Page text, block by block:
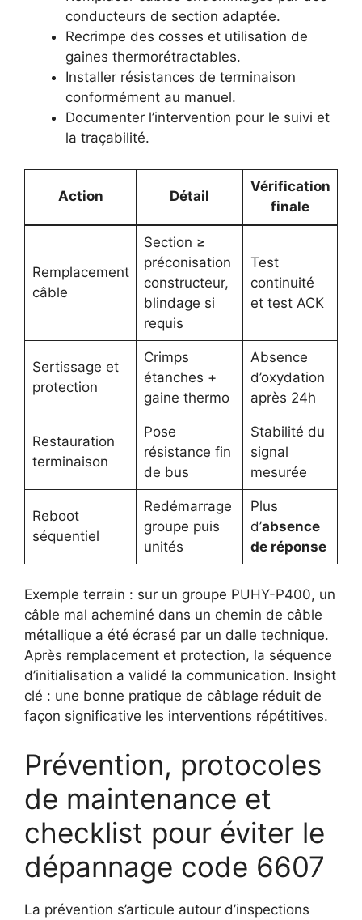
conducteurs de section adaptée.
Recrimpe des cosses et utilisation de
gaines thermorétractables.
Installer résistances de terminaison
conformément au manuel.
Documenter l’intervention pour le suivi et
la traçabilité.
Action Détail
Vérification
finale
Remplacement
câble
Section ≥
préconisation
constructeur,
blindage si
requis
Test
continuité
et test ACK
Sertissage et
protection
Crimps
étanches +
gaine thermo
Absence
d’oxydation
après 24h
Restauration
terminaison
Pose
résistance fin
de bus
Stabilité du
signal
mesurée
Reboot
séquentiel
Redémarrage
groupe puis
unités
Plus
d’absence
de réponse
Exemple terrain : sur un groupe PUHY-P400, un
câble mal acheminé dans un chemin de câble
métallique a été écrasé par un dalle technique.
Après remplacement et protection, la séquence
d’initialisation a validé la communication. Insight
clé : une bonne pratique de câblage réduit de
façon significative les interventions répétitives.
Prévention, protocoles
de maintenance et
checklist pour éviter le
dépannage code 6607
La prévention s’articule autour d’inspections